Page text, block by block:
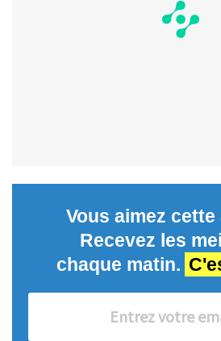
Vous aimez
Recevez les
chaque matin.